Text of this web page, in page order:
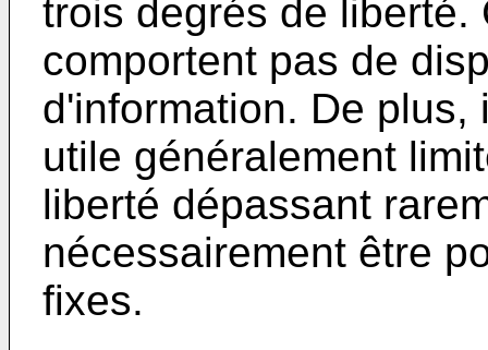
trois degrés de liberté.
comportent pas de
d'information. De
utile généralement
liberté dépassant
nécessairement être
fixes.